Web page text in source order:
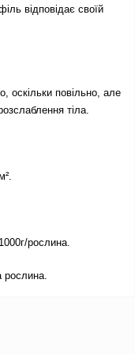
відповідає своїй
оскільки повільно, але
тіла.
рослина.
рослина.